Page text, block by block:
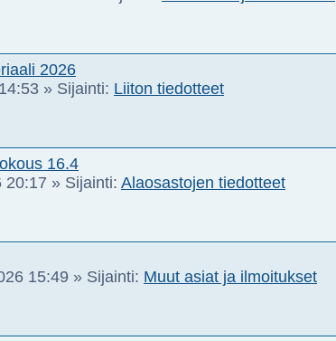
2026
» Sijainti: Liiton tiedotteet
16.4
20:17 » Sijainti: Alaosastojen tiedotteet
15:49 » Sijainti: Muut asiat ja ilmoitukset